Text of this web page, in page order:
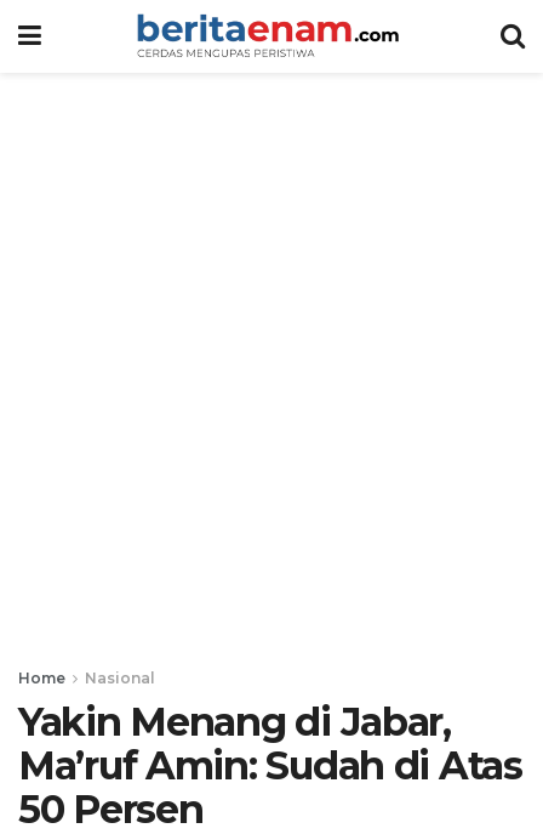
Home Nasional
Yakin Menang di Jabar,
Ma’ruf Amin: Sudah di Atas
50 Persen